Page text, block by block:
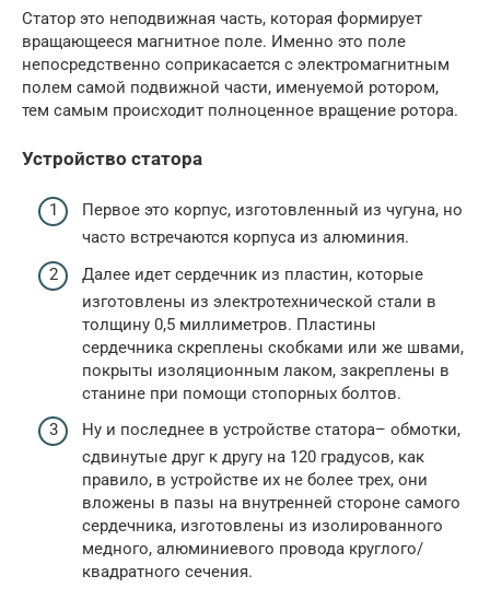
Статор это неподвижная часть, которая формирует
вращающееся магнитное поле. Именно это поле
непосредственно соприкасается с электромагнитным
полем самой подвижной части, именуемой ротором,
тем самым происходит полноценное вращение ротора.
Устройство статора
Первое это корпус, изготовленный из чугуна, но
часто встречаются корпуса из алюминия.
Далее идет сердечник из пластин, которые
изготовлены из электротехнической стали в
толщину 0,5 миллиметров. Пластины
сердечника скреплены скобками или же швами,
покрыты изоляционным лаком, закреплены в
станине при помощи стопорных болтов.
Ну и последнее в устройстве статора– обмотки,
сдвинутые друг к другу на 120 градусов, как
правило, в устройстве их не более трех, они
вложены в пазы на внутренней стороне самого
сердечника, изготовлены из изолированного
медного, алюминиевого провода круглого/
квадратного сечения.